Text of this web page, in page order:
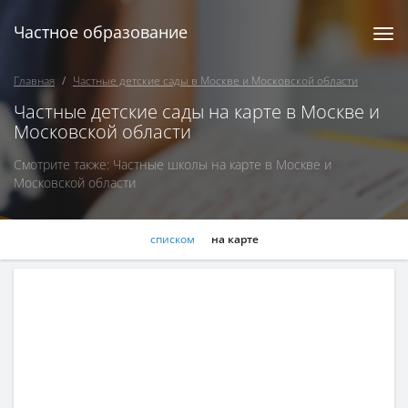
Частное образование
Главная Частные детские сады в Москве и Московской области
Частные детские сады на карте в Москве и
Московской области
Смотрите также: Частные школы на карте в Москве и
Московской области
списком на карте